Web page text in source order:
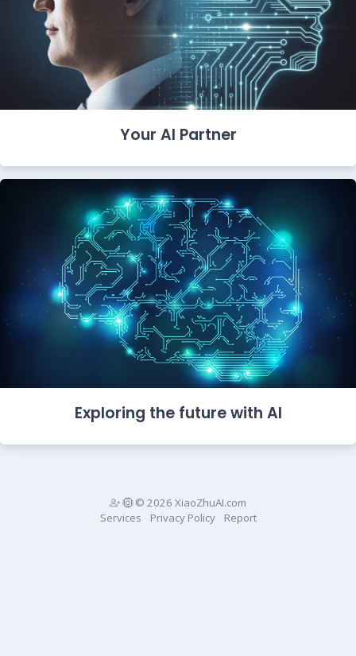
Your AI Partner
Exploring the future with AI
© 2026 XiaoZhuAI.com
Services
Privacy Policy Report